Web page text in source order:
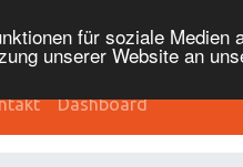
für soziale Medien
unserer Website an
Dashboard